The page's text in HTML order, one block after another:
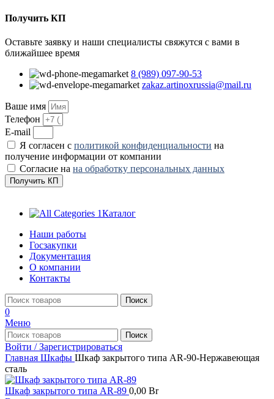
Получить КП
Оставьте заявку и наши специалисты свяжутся с вами в
ближайшее время
8 (989) 097-90-53
zakaz.artinoxrussia@mail.ru
Ваше имя
Телефон
E-mail
Я согласен с политикой конфиденциальности на
получение информации от компании
Согласие на на обработку персональных данных
Получить КП
Каталог
Наши работы
Госзакупки
Документация
О компании
Контакты
Поиск
0
Меню
Поиск
Войти / Зарегистрироваться
Главная Шкафы Шкаф закрытого типа AR-90-Нержавеющая
сталь
Шкаф закрытого типа AR-89 0,00 Br